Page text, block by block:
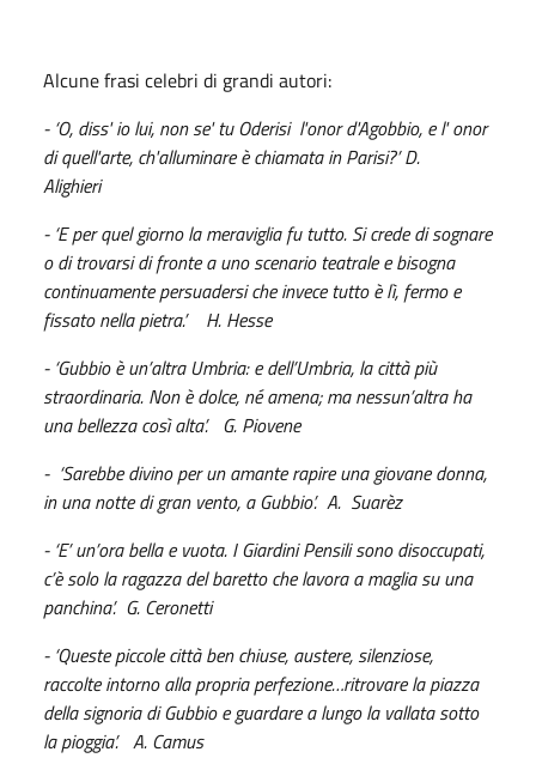
Alcune frasi celebri di grandi autori:
- ‘O, diss' io lui, non se' tu Oderisi l'onor d'Agobbio, e l' onor
di quell'arte, ch'alluminare è chiamata in Parisi?’ D.
Alighieri
- ‘E per quel giorno la meraviglia fu tutto. Si crede di sognare
o di trovarsi di fronte a uno scenario teatrale e bisogna
continuamente persuadersi che invece tutto è lì, fermo e
fissato nella pietra.’ H. Hesse
- ‘Gubbio è un’altra Umbria: e dell’Umbria, la città più
straordinaria. Non è dolce, né amena; ma nessun’altra ha
una bellezza così alta’. G. Piovene
- ‘Sarebbe divino per un amante rapire una giovane donna,
in una notte di gran vento, a Gubbio’. A. Suarèz
- ‘E’ un’ora bella e vuota. I Giardini Pensili sono disoccupati,
c’è solo la ragazza del baretto che lavora a maglia su una
panchina’. G. Ceronetti
- ‘Queste piccole città ben chiuse, austere, silenziose,
raccolte intorno alla propria perfezione…ritrovare la piazza
della signoria di Gubbio e guardare a lungo la vallata sotto
la pioggia’. A. Camus